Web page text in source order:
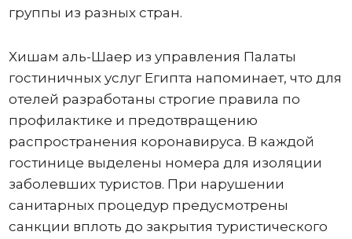
группы из разных стран.
Хишам аль-Шаер из управления Палаты
гостиничных услуг Египта напоминает, что для
отелей разработаны строгие правила по
профилактике и предотвращению
распространения коронавируса. В каждой
гостинице выделены номера для изоляции
заболевших туристов. При нарушении
санитарных процедур предусмотрены
санкции вплоть до закрытия туристического